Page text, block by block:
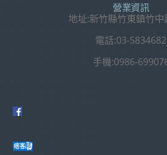
營業資訊
地址:新竹縣竹東鎮竹
電話:03-5834682
手機:0986-